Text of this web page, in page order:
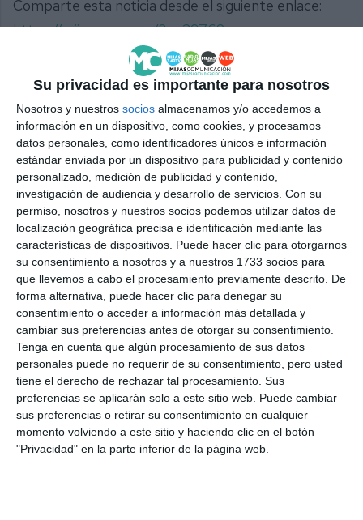
Su privacidad es importante para nosotros
Nosotros y nuestros socios almacenamos y/o accedemos a
información en un dispositivo, como cookies, y procesamos
datos personales, como identificadores únicos e información
estándar enviada por un dispositivo para publicidad y contenido
personalizado, medición de publicidad y contenido,
investigación de audiencia y desarrollo de servicios. Con su
permiso, nosotros y nuestros socios podemos utilizar datos de
localización geográfica precisa e identificación mediante las
características de dispositivos. Puede hacer clic para otorgarnos
su consentimiento a nosotros y a nuestros 1733 socios para
que llevemos a cabo el procesamiento previamente descrito. De
forma alternativa, puede hacer clic para denegar su
consentimiento o acceder a información más detallada y
cambiar sus preferencias antes de otorgar su consentimiento.
Tenga en cuenta que algún procesamiento de sus datos
personales puede no requerir de su consentimiento, pero usted
tiene el derecho de rechazar tal procesamiento. Sus
preferencias se aplicarán solo a este sitio web. Puede cambiar
sus preferencias o retirar su consentimiento en cualquier
momento volviendo a este sitio y haciendo clic en el botón
"Privacidad" en la parte inferior de la página web.
Comparte esta noticia desde el siguiente enlace:
https://mijascom.com/?a=29768
MUSEOS